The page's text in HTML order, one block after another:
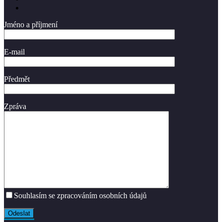
Jméno a příjmení
E-mail
Předmět
Zpráva
Souhlasím se zpracováním osobních údajů